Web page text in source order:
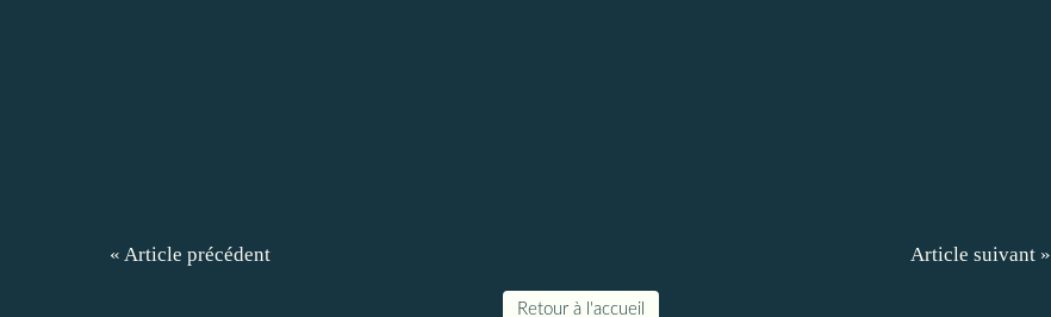
« Article précédent Article suivant »
Retour à l'accueil